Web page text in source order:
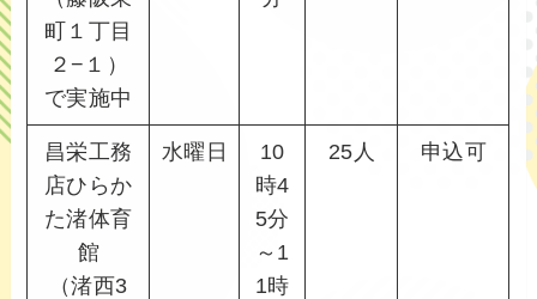
町１丁目
２−１）
で実施中
昌栄工務
店ひらか
た渚体育
館
（渚西3
水曜日
10
時4
5分
～1
1時
25人 申込可